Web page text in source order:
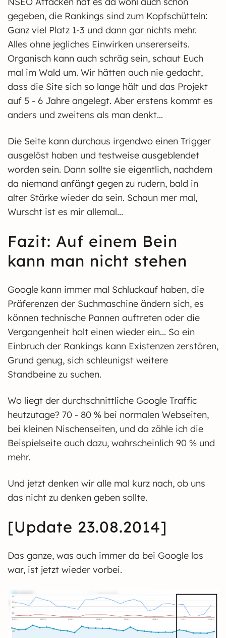
gegeben, die Rankings sind zum Kopfschütteln:
Ganz viel Platz 1-3 und dann gar nichts mehr.
Alles ohne jegliches Einwirken unsererseits.
Organisch kann auch schräg sein, schaut Euch
mal im Wald um. Wir hätten auch nie gedacht,
dass die Site sich so lange hält und das Projekt
auf 5 - 6 Jahre angelegt. Aber erstens kommt es
anders und zweitens als man denkt...
Die Seite kann durchaus irgendwo einen Trigger
ausgelöst haben und testweise ausgeblendet
worden sein. Dann sollte sie eigentlich, nachdem
da niemand anfängt gegen zu rudern, bald in
alter Stärke wieder da sein. Schaun mer mal,
Wurscht ist es mir allemal...
Fazit: Auf einem Bein
kann man nicht stehen
Google kann immer mal Schluckauf haben, die
Präferenzen der Suchmaschine ändern sich, es
können technische Pannen auftreten oder die
Vergangenheit holt einen wieder ein... So ein
Einbruch der Rankings kann Existenzen zerstören,
Grund genug, sich schleunigst weitere
Standbeine zu suchen.
Wo liegt der durchschnittliche Google Traffic
heutzutage? 70 - 80 % bei normalen Webseiten,
bei kleinen Nischenseiten, und da zähle ich die
Beispielseite auch dazu, wahrscheinlich 90 % und
mehr.
Und jetzt denken wir alle mal kurz nach, ob uns
das nicht zu denken geben sollte.
[Update 23.08.2014]
Das ganze, was auch immer da bei Google los
war, ist jetzt wieder vorbei.